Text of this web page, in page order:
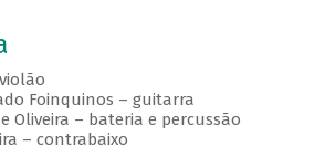
Foinquinos – guitarra
Oliveira – bateria e percussão
– contrabaixo